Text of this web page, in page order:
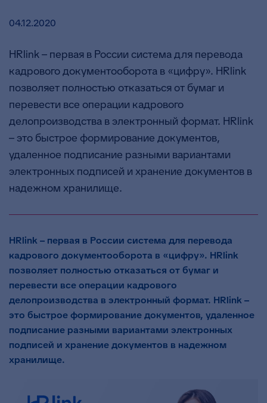
04.12.2020
HRlink – первая в России система для перевода
кадрового документооборота в «цифру». HRlink
позволяет полностью отказаться от бумаг и
перевести все операции кадрового
делопроизводства в электронный формат. HRlink
– это быстрое формирование документов,
удаленное подписание разными вариантами
электронных подписей и хранение документов в
надежном хранилище.
HRlink – первая в России система для перевода
кадрового документооборота в «цифру». HRlink
позволяет полностью отказаться от бумаг и
перевести все операции кадрового
делопроизводства в электронный формат. HRlink –
это быстрое формирование документов, удаленное
подписание разными вариантами электронных
подписей и хранение документов в надежном
хранилище.